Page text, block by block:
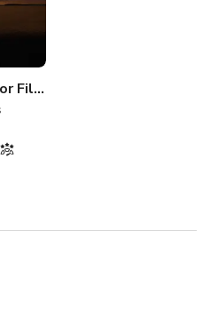
Filming in Los Angeles